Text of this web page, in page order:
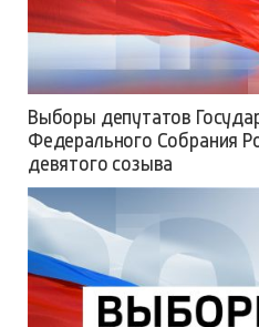
Выборы депутатов
Федерального Собрания
девятого созыва